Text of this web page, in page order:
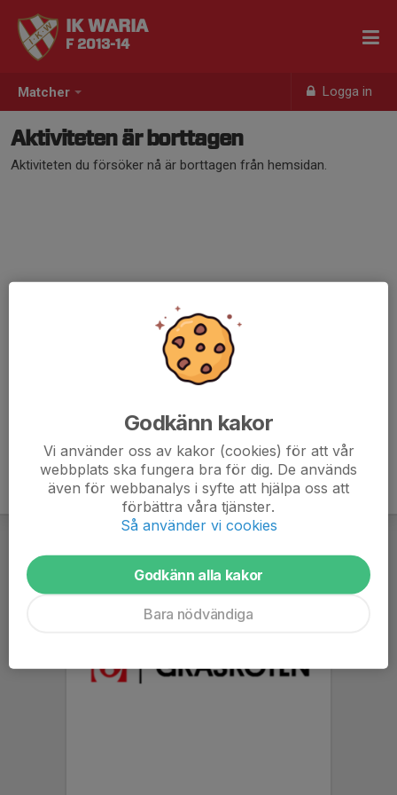
Matcher Logga in
IK WARIA
F 2013-14
Aktiviteten är borttagen
Aktiviteten du försöker nå är borttagen från hemsidan.
Godkänn kakor
Vi använder oss av kakor (cookies) för att vår
webbplats ska fungera bra för dig. De används
även för webbanalys i syfte att hjälpa oss att
förbättra våra tjänster.
Så använder vi cookies
Godkänn alla kakor
Bara nödvändiga